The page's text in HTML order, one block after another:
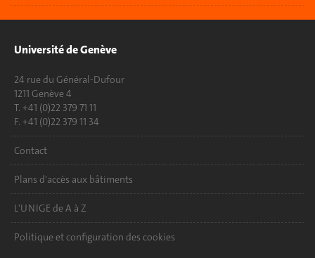
Université de Genève
24 rue du Général-Dufour
1211 Genève 4
T. +41 (0)22 379 71 11
F. +41 (0)22 379 11 34
Contact
Plans d'accès aux bâtiments
L'UNIGE de A à Z
Politique et configuration des cookies